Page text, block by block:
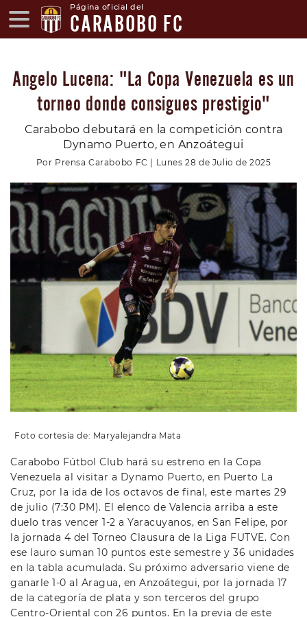
Página oficial del
CARABOBO FC
Angelo Lucena: "La Copa Venezuela es un
torneo donde consigues prestigio"
Carabobo debutará en la competición contra
Dynamo Puerto, en Anzoátegui
Por Prensa Carabobo FC | Lunes 28 de Julio de 2025
Foto cortesía de: Maryalejandra Mata
Carabobo Fútbol Club hará su estreno en la Copa
Venezuela al visitar a Dynamo Puerto, en Puerto La
Cruz, por la ida de los octavos de final, este martes 29
de julio (7:30 PM). El elenco de Valencia arriba a este
duelo tras vencer 1-2 a Yaracuyanos, en San Felipe, por
la jornada 4 del Torneo Clausura de la Liga FUTVE. Con
ese lauro suman 10 puntos este semestre y 36 unidades
en la tabla acumulada. Su próximo adversario viene de
ganarle 1-0 al Aragua, en Anzoátegui, por la jornada 17
de la categoría de plata y son terceros del grupo
Centro-Oriental con 26 puntos. En la previa de este